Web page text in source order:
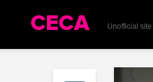
Unofficial site